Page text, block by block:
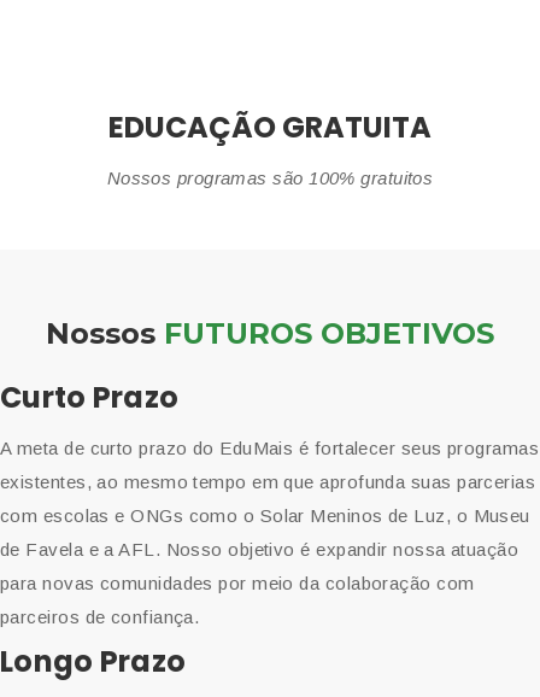
EDUCAÇÃO GRATUITA
Nossos programas são 100% gratuitos
Nossos FUTUROS OBJETIVOS
Curto Prazo
A meta de curto prazo do EduMais é fortalecer seus programas
existentes, ao mesmo tempo em que aprofunda suas parcerias
com escolas e ONGs como o Solar Meninos de Luz, o Museu
de Favela e a AFL. Nosso objetivo é expandir nossa atuação
para novas comunidades por meio da colaboração com
parceiros de confiança.
Longo Prazo